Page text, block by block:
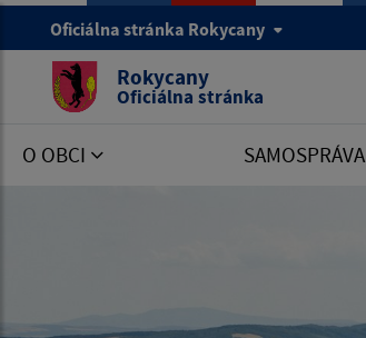
Oficiálna stránka Rokycany
Rokycany
Oficiálna stránka
O OBCI SAMOSPRÁVA